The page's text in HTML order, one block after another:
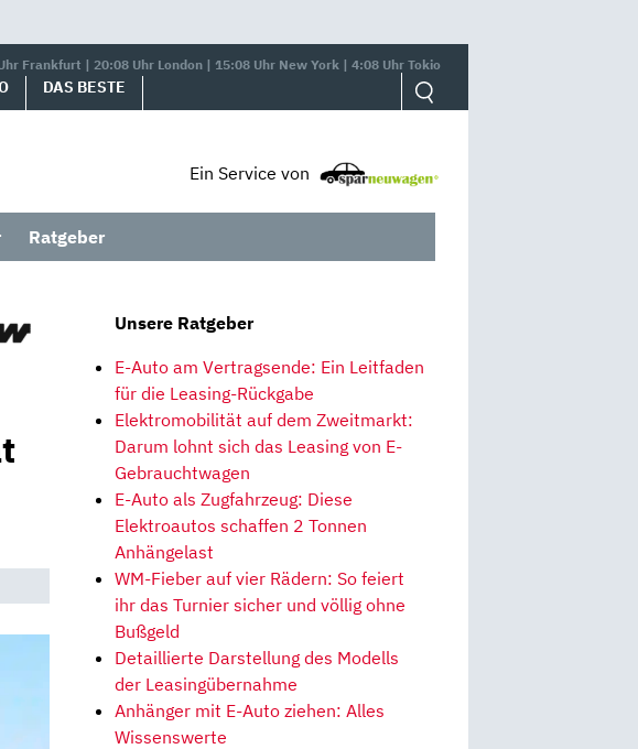
Frankfurt | 20:08 Uhr London | 15:08 Uhr New York | 4:08 Uhr Tokio
DAS BESTE
Ein Service von
Ratgeber
Unsere Ratgeber
E-Auto am Vertragsende: Ein Leitfaden
für die Leasing-Rückgabe
Elektromobilität auf dem Zweitmarkt:
Darum lohnt sich das Leasing von E-
Gebrauchtwagen
E-Auto als Zugfahrzeug: Diese
Elektroautos schaffen 2 Tonnen
Anhängelast
WM-Fieber auf vier Rädern: So feiert
ihr das Turnier sicher und völlig ohne
Bußgeld
Detaillierte Darstellung des Modells
der Leasingübernahme
Anhänger mit E-Auto ziehen: Alles
Wissenswerte